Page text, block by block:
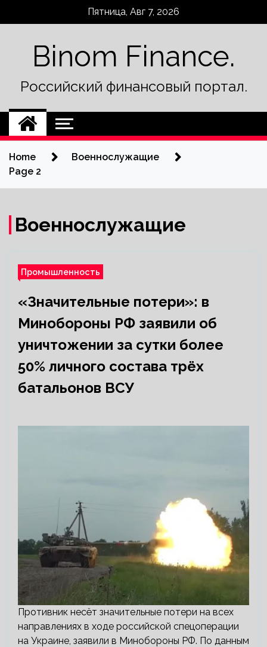
Пятница, Авг 7, 2026
Binom Finance.
Российский финансовый портал.
Home
Военнослужащие
Page 2
Военнослужащие
Промышленность
«Значительные потери»: в
Минобороны РФ заявили об
уничтожении за сутки более
50% личного состава трёх
батальонов ВСУ
Противник несёт значительные потери на всех
направлениях в ходе российской спецоперации
на Украине, заявили в Минобороны РФ. По данным